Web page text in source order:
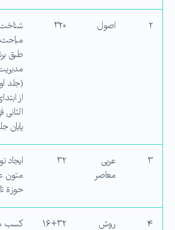
۲ اصول ۳۲۰
طبق
(جلد
از
الثانی
پایان
۳
عربی
معاصر
۳۲
ایجاد
متون
حوزة
۴
روش
۱۶+۳۲
كسب